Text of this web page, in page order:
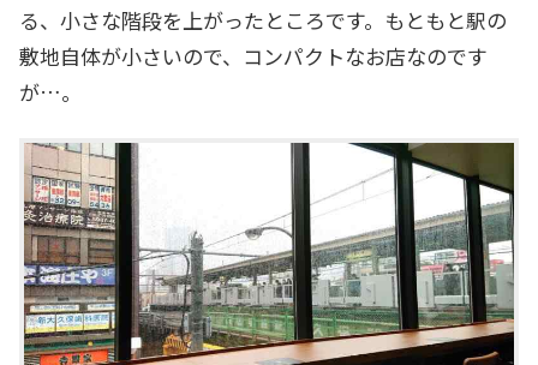
る、小さな階段を上がったところです。もともと駅の
敷地自体が小さいので、コンパクトなお店なのです
が…。